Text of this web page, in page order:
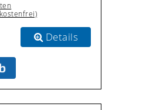
Details